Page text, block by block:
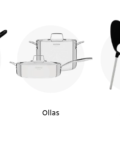
Ollas